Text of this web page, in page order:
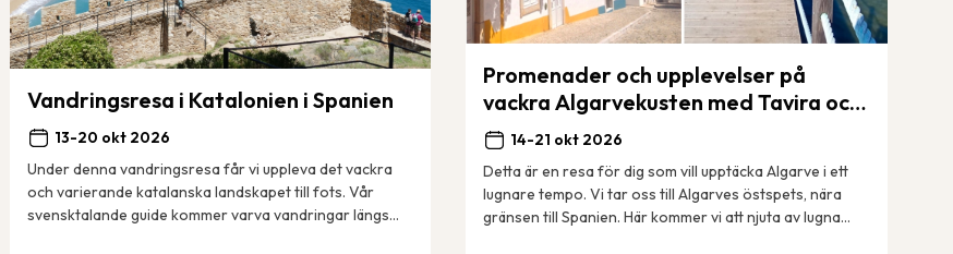
Vandringsresa i Katalonien i Spanien
13-20 okt 2026
Under denna vandringsresa får vi uppleva det vackra
och varierande katalanska landskapet till fots. Vår
svensktalande guide kommer varva vandringar längs
Promenader och upplevelser på
vackra Algarvekusten med Tavira och
Monte Gordo.
14-21 okt 2026
Detta är en resa för dig som vill upptäcka Algarve i ett
lugnare tempo. Vi tar oss till Algarves östspets, nära
gränsen till Spanien. Här kommer vi att njuta av lugna